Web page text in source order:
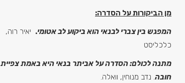
מן הביקורות על הסדרה:
המפגש בין צברי לבנאי הוא ביקוע לב אטומי. יאיר רוה,
כלכליסט
מתנה לכולם: הסדרה על אביתר בנאי היא באמת צפיית
חובה. נדב מנוחין, וואלה.